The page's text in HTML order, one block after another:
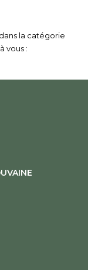
la catégorie
vous :